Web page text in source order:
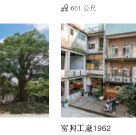
661 公尺
富興工廠1962